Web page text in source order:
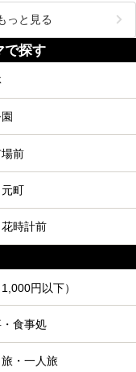
っと見る
で探す
前
町
時計前
円以下）
食事処
・一人旅